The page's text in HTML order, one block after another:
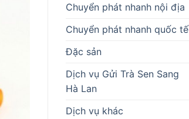
Chuyển phát nhanh nội địa
Chuyển phát nhanh quốc tế
Đặc sản
Dịch vụ Gửi Trà Sen Sang
Hà Lan
Dịch vụ khác